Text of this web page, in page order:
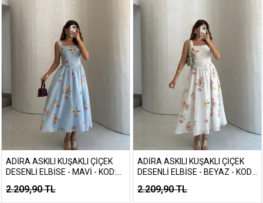
ADIRA ASKILI KUŞAKLI ÇIÇEK
DESENLI ELBISE - MAVI - KOD:
2.209,90 TL
ADIRA ASKILI KUŞAKLI ÇIÇEK
DESENLI ELBISE - BEYAZ - KOD:
2.209,90 TL